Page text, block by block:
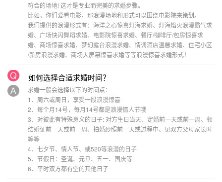
符合的场地! 这才是专业而完美的求婚步骤。
比如，你们爱看电影，那浪漫场地和形式可以围绕电影院来策划。
我们提供的浪漫形式有：海洋之心惊喜灯海求婚、灯海焰火浪漫霸气求
婚、广场快闪舞蹈求婚、电影院惊喜求婚、餐厅/咖啡厅/包房惊喜求
婚、商场惊喜求婚、梦幻露台浪漫求婚、情调酒店温馨求婚、住宅小区
\新房浪漫求婚、商场大屏幕惊喜求婚等等浪漫惊喜求婚形式！
如何选择合适求婚时间？
求婚一般会选择以下的时间点：
1．周六或周日，享受一段浪漫惊喜
2．每个月14号，每月14号都是浪漫情人节哦
3．对彼此有特殊意义的日子: 对方生日当天、定婚前一天或前一周、领
结婚证前一天或前一周、拍婚纱照前一天或过程中、见双方父母家长时
等等
4．七夕节、情人节、或520等浪漫的日子
5．节假日：圣诞、元旦、五一、国庆等
6．平时双方都有空的其他日子